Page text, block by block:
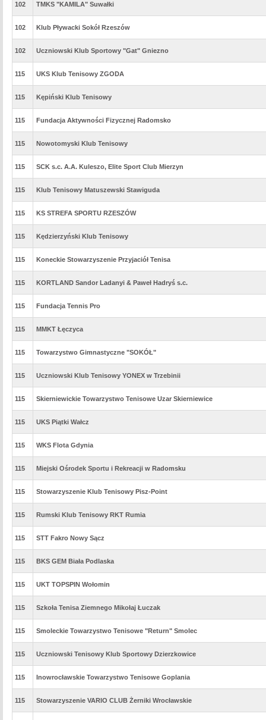
102 TMKS "KAMILA" Suwałki
102 Klub Pływacki Sokół Rzeszów
102 Uczniowski Klub Sportowy "Gat" Gniezno
115 UKS Klub Tenisowy ZGODA
115 Kępiński Klub Tenisowy
115 Fundacja Aktywności Fizycznej Radomsko
115 Nowotomyski Klub Tenisowy
115 SCK s.c. A.A. Kuleszo, Elite Sport Club Mierzyn
115 Klub Tenisowy Matuszewski Stawiguda
115 KS STREFA SPORTU RZESZÓW
115 Kędzierzyński Klub Tenisowy
115 Koneckie Stowarzyszenie Przyjaciół Tenisa
115 KORTLAND Sandor Ladanyi & Paweł Hadryś s.c.
115 Fundacja Tennis Pro
115 MMKT Łęczyca
115 Towarzystwo Gimnastyczne "SOKÓŁ"
115 Uczniowski Klub Tenisowy YONEX w Trzebinii
115 Skierniewickie Towarzystwo Tenisowe Uzar Skierniewice
115 UKS Piątki Wałcz
115 WKS Flota Gdynia
115 Miejski Ośrodek Sportu i Rekreacji w Radomsku
115 Stowarzyszenie Klub Tenisowy Pisz-Point
115 Rumski Klub Tenisowy RKT Rumia
115 STT Fakro Nowy Sącz
115 BKS GEM Biała Podlaska
115 UKT TOPSPIN Wołomin
115 Szkoła Tenisa Ziemnego Mikołaj Łuczak
115 Smoleckie Towarzystwo Tenisowe "Return" Smolec
115 Uczniowski Tenisowy Klub Sportowy Dzierzkowice
115 Inowrocławskie Towarzystwo Tenisowe Goplania
115 Stowarzyszenie VARIO CLUB Żerniki Wrocławskie